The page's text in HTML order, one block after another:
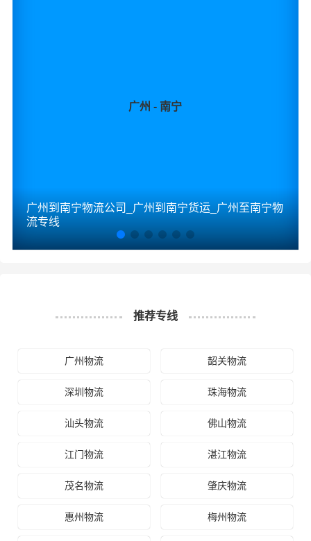
广州 - 南宁
广州到南宁物流公司_广州到南宁货运_广州至南宁物
流专线
推荐专线
广州物流 韶关物流
深圳物流 珠海物流
汕头物流 佛山物流
江门物流 湛江物流
茂名物流 肇庆物流
惠州物流 梅州物流